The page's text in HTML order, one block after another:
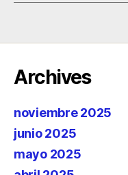
Archives
noviembre 2025
junio 2025
mayo 2025